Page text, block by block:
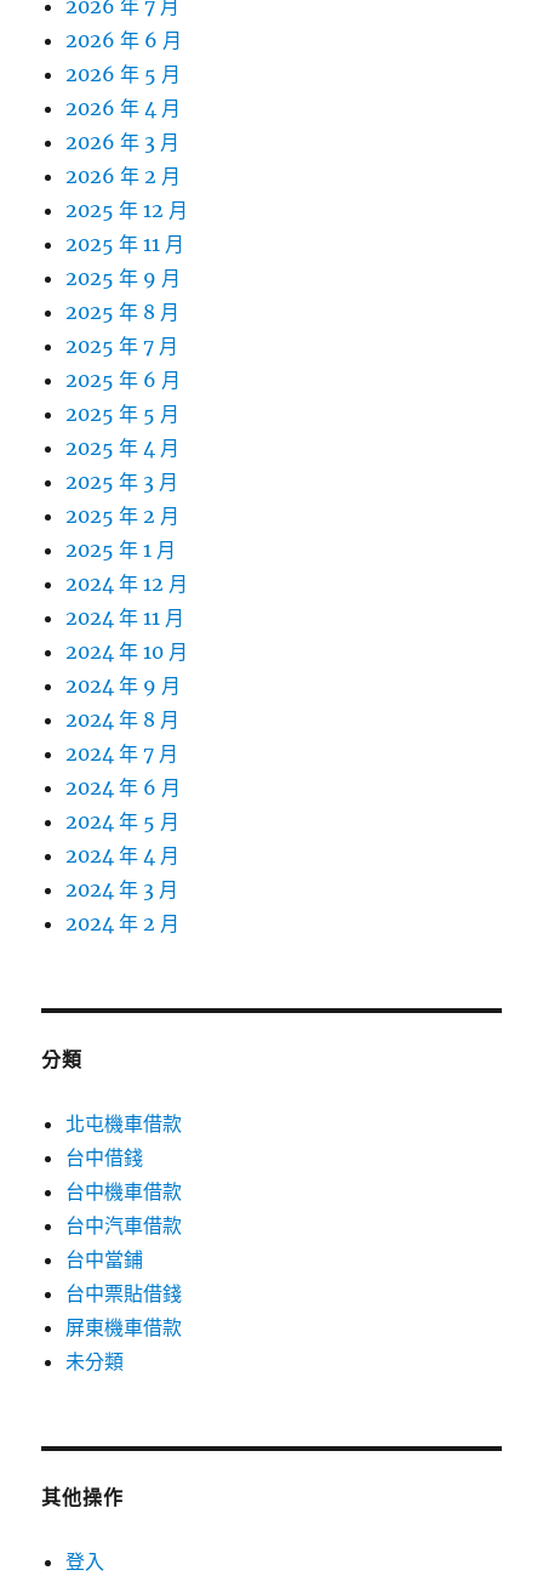
2026 年 7 月
2026 年 6 月
2026 年 5 月
2026 年 4 月
2026 年 3 月
2026 年 2 月
2025 年 12 月
2025 年 11 月
2025 年 9 月
2025 年 8 月
2025 年 7 月
2025 年 6 月
2025 年 5 月
2025 年 4 月
2025 年 3 月
2025 年 2 月
2025 年 1 月
2024 年 12 月
2024 年 11 月
2024 年 10 月
2024 年 9 月
2024 年 8 月
2024 年 7 月
2024 年 6 月
2024 年 5 月
2024 年 4 月
2024 年 3 月
2024 年 2 月
分類
北屯機車借款
台中借錢
台中機車借款
台中汽車借款
台中當鋪
台中票貼借錢
屏東機車借款
未分類
其他操作
登入